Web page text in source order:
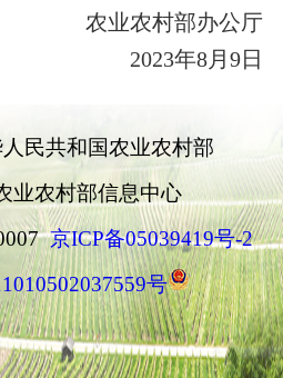
村部办公厅
年8月9日
民共和国农业农村部
业农村部信息中心
京ICP备05039419号-2
号